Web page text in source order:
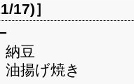
17)］
納豆
油揚げ焼き